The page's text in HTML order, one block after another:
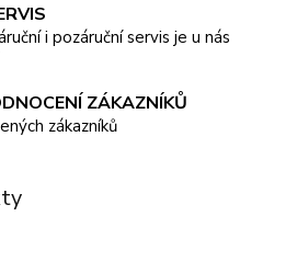
i pozáruční servis je u nás
ZÁKAZNÍKŮ
zákazníků